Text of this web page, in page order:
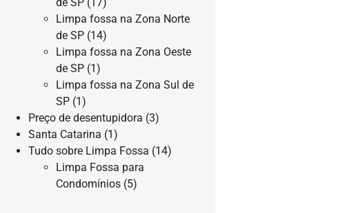
de SP (17)
Limpa fossa na Zona Norte
de SP (14)
Limpa fossa na Zona Oeste
de SP (1)
Limpa fossa na Zona Sul de
SP (1)
Preço de desentupidora (3)
Santa Catarina (1)
Tudo sobre Limpa Fossa (14)
Limpa Fossa para
Condomínios (5)